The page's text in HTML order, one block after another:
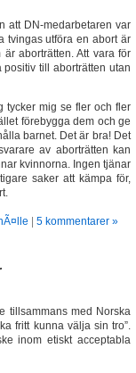
att DN-medarbetaren var
tvingas utföra en abort är
aborträtten. Att vara för
till aborträtten utan
tycker mig se fler och fler
förebygga dem och ge
barnet. Det är bra! Det
av aborträtten kan
kvinnorna. Ingen tjänar
saker att kämpa för,
5 kommentarer »
tillsammans med Norska
fritt kunna välja sin tro”.
inom etiskt acceptabla